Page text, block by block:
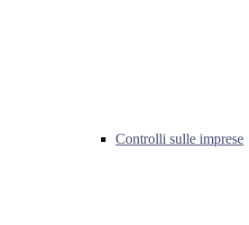
Controlli sulle imprese